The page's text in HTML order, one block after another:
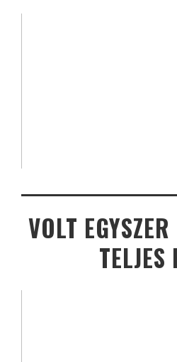
VOLT
TELJES